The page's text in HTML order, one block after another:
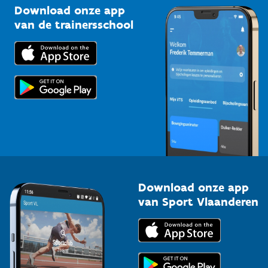
Bedrijven
Trainers en begeleiders
Topsporters
Kennisplatform
Downloads
Voor de pers
Download onze app
van de trainersschool
Download onze app
van Sport Vlaanderen